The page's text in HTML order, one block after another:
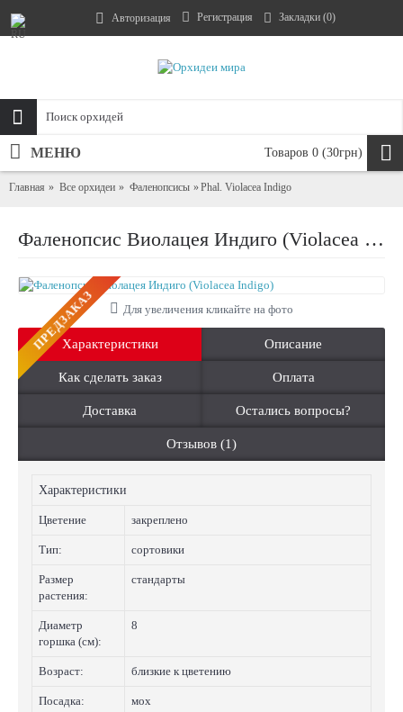
Авторизация Регистрация Закладки (0)
Товаров 0 (30грн)
МЕНЮ
Главная Все орхидеи Фаленопсисы Phal. Violacea Indigo
Фаленопсис Виолацея Индиго (Violacea Indigo)
ПРЕДЗАКАЗ Для увеличения кликайте на фото
Характеристики Описание
Как сделать заказ Оплата
Доставка Остались вопросы?
Отзывов (1)
Характеристики
Цветение закреплено
Тип: сортовики
Размер
растения:
стандарты
Диаметр
горшка (см):
8
Возраст: близкие к цветению
Посадка: мох